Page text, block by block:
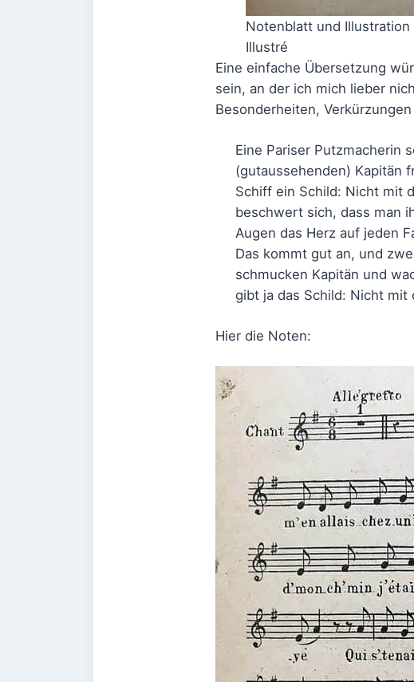
Notenblatt und Illustration
Illustré
Eine einfache Übersetzung
sein, an der ich mich lieber
Besonderheiten,
Eine Pariser Putzmacherin
(gutaussehenden) Kapitän
Schiff ein Schild: Nicht mit
beschwert sich, dass man
Augen das Herz auf jeden
Das kommt gut an, und
schmucken Kapitän und
gibt ja das Schild: Nicht mit
Hier die Noten: